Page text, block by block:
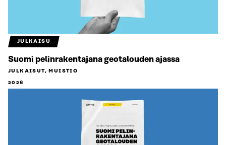
JULKAISU
Suomi pelinrakentajana geotalouden ajassa
JULKAISUT, MUISTIO
2026